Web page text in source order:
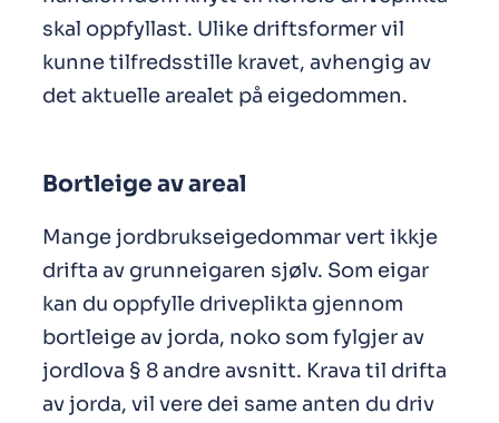
skal oppfyllast. Ulike driftsformer vil
kunne tilfredsstille kravet, avhengig av
det aktuelle arealet på eigedommen.
Bortleige av areal
Mange jordbrukseigedommar vert ikkje
drifta av grunneigaren sjølv. Som eigar
kan du oppfylle driveplikta gjennom
bortleige av jorda, noko som fylgjer av
jordlova § 8 andre avsnitt. Krava til drifta
av jorda, vil vere dei same anten du driv